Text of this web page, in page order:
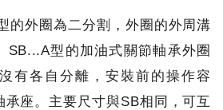
的外圈為二分割，外圈的外周溝
SB...A型的加油式關節軸承外圈
有各自分離，安裝前的操作容
座。主要尺寸與SB相同，可互